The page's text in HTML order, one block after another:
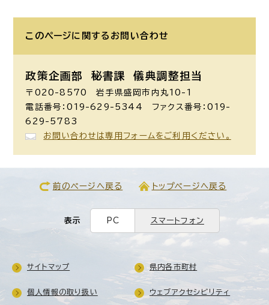
このページに関する お問い合わせ
政策企画部 秘書課 儀典調整担当
〒020-8570 岩手県盛岡市内丸10-1
電話番号：019-629-5344 ファクス番号：019-
629-5783
お問い合わせは専用フォームをご利用ください。
前のページへ戻る トップページへ戻る
表示 PC スマートフォン
サイトマップ 県内各市町村
個人情報の取り扱い ウェブアクセシビリティ